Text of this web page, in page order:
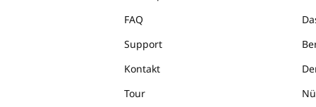
FAQ
Support
Kontakt
Tour